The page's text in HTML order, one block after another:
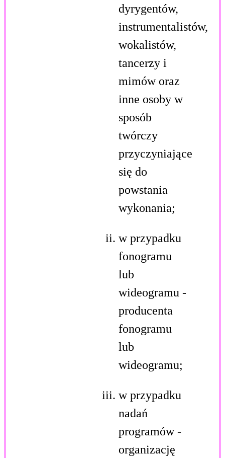
dyrygentów,
instrumentalistów,
wokalistów,
tancerzy i
mimów oraz
inne osoby w
sposób
twórczy
przyczyniające
się do
powstania
wykonania;
w przypadku
fonogramu
lub
wideogramu -
producenta
fonogramu
lub
wideogramu;
w przypadku
nadań
programów -
organizację